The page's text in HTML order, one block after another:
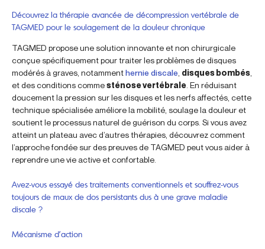
Découvrez la thérapie avancée de décompression vertébrale de
TAGMED pour le soulagement de la douleur chronique
TAGMED propose une solution innovante et non chirurgicale
conçue spécifiquement pour traiter les problèmes de disques
modérés à graves, notammenthernie discale disques bombés
et des conditions commesténose vertébrale . En réduisant
doucement la pression sur les disques et les nerfs affectés, cette
technique spécialisée améliore la mobilité, soulage la douleur et
soutient le processus naturel de guérison du corps. Si vous avez
atteint un plateau avec d’autres thérapies, découvrez comment
l’approche fondée sur des preuves de TAGMED peut vous aider à
reprendre une vie active et confortable.
Avez-vous essayé des traitements conventionnels et souffrez-vous
toujours de maux de dos persistants dus à une grave maladie
discale ?
Mécanisme d’action